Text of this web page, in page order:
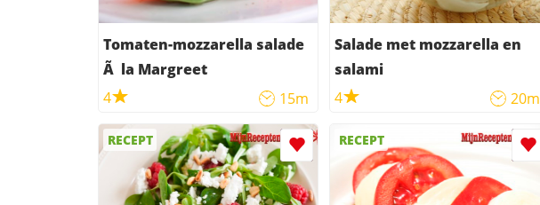
Tomaten-mozzarella salade
Ã la Margreet
4
15m
Salade met mozzarella en
salami
4
20m
RECEPT RECEPT